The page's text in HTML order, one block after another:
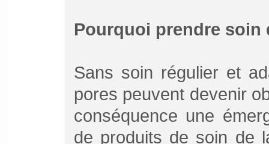
Pourquoi prendre soin
Sans soin régulier et
pores peuvent devenir
conséquence une
de produits de soin de